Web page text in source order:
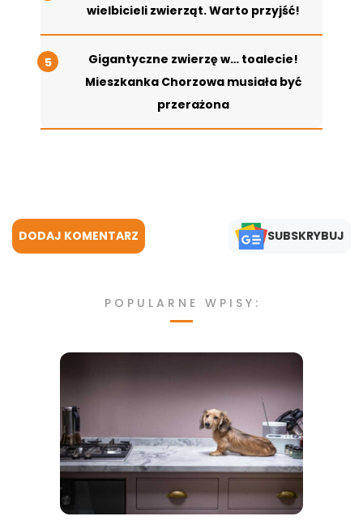
wielbicieli zwierząt. Warto przyjść!
Gigantyczne zwierzę w… toalecie!
Mieszkanka Chorzowa musiała być
przerażona
DODAJ KOMENTARZ SUBSKRYBUJ
POPULARNE WPISY: